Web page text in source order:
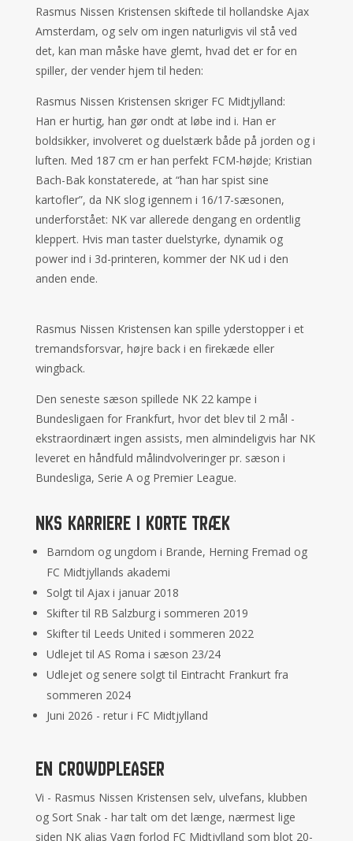
Rasmus Nissen Kristensen skiftede til hollandske Ajax
Amsterdam, og selv om ingen naturligvis vil stå ved
det, kan man måske have glemt, hvad det er for en
spiller, der vender hjem til heden:
Rasmus Nissen Kristensen skriger FC Midtjylland:
Han er hurtig, han gør ondt at løbe ind i. Han er
boldsikker, involveret og duelstærk både på jorden og i
luften. Med 187 cm er han perfekt FCM-højde; Kristian
Bach-Bak konstaterede, at “han har spist sine
kartofler”, da NK slog igennem i 16/17-sæsonen,
underforstået: NK var allerede dengang en ordentlig
kleppert. Hvis man taster duelstyrke, dynamik og
power ind i 3d-printeren, kommer der NK ud i den
anden ende.
Rasmus Nissen Kristensen kan spille yderstopper i et
tremandsforsvar, højre back i en firekæde eller
wingback.
Den seneste sæson spillede NK 22 kampe i
Bundesligaen for Frankfurt, hvor det blev til 2 mål -
ekstraordinært ingen assists, men almindeligvis har NK
leveret en håndfuld målindvolveringer pr. sæson i
Bundesliga, Serie A og Premier League.
NKs karriere i korte træk
Barndom og ungdom i Brande, Herning Fremad og
FC Midtjyllands akademi
Solgt til Ajax i januar 2018
Skifter til RB Salzburg i sommeren 2019
Skifter til Leeds United i sommeren 2022
Udlejet til AS Roma i sæson 23/24
Udlejet og senere solgt til Eintracht Frankurt fra
sommeren 2024
Juni 2026 - retur i FC Midtjylland
En crowdpleaser
Vi - Rasmus Nissen Kristensen selv, ulvefans, klubben
og Sort Snak - har talt om det længe, nærmest lige
siden NK alias Vagn forlod FC Midtjylland som blot 20-